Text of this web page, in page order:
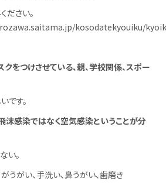
ださい。
kosodatekyouiku/
をつけさせている、親、学校関係、スポー
です。
感染ではなく空気感染ということが分
い。
うがい、手洗い、鼻うがい、歯磨き